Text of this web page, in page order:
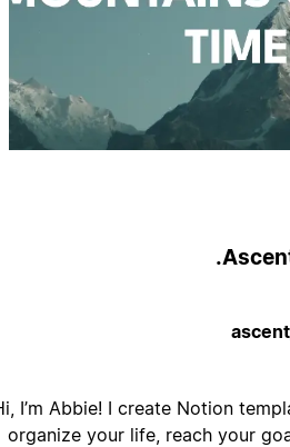
Hi, I’m Abbie! I create Notion
organize your life, reach